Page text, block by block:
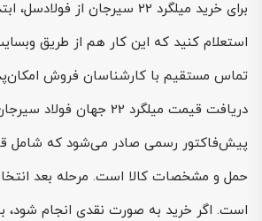
برای خرید میلگرد 22 سیرجان از
استعلام کنید که این کار هم از طریق
تماس مستقیم با کارشناسان فروش
دریافت قیمت میلگرد 22 جهان
پیش‌فاکتور رسمی صادر می‌شود که شامل
حمل و مشخصات کالا است. مرحله بعد
است. اگر خرید به صورت نقدی انجام شود،